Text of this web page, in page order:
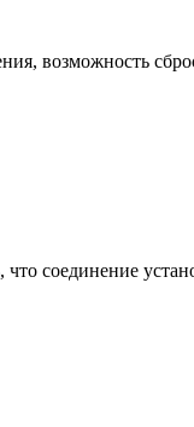
возможность
соединение